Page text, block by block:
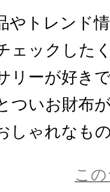
やトレンド
ェックした
リーが好き
ついお財布
しゃれなも
こ